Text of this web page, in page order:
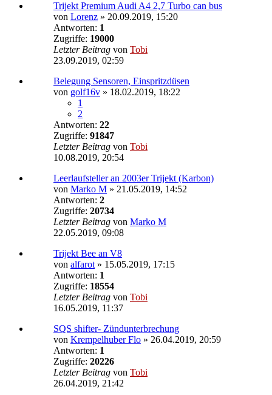
Trijekt Premium Audi A4 2,7 Turbo can bus
von Lorenz » 20.09.2019, 15:20
Antworten: 1
Zugriffe: 19000
Letzter Beitrag von Tobi
23.09.2019, 02:59
Belegung Sensoren, Einspritzdüsen
von golf16v » 18.02.2019, 18:22
1
2
Antworten: 22
Zugriffe: 91847
Letzter Beitrag von Tobi
10.08.2019, 20:54
Leerlaufsteller an 2003er Trijekt (Karbon)
von Marko M » 21.05.2019, 14:52
Antworten: 2
Zugriffe: 20734
Letzter Beitrag von Marko M
22.05.2019, 09:08
Trijekt Bee an V8
von alfarot » 15.05.2019, 17:15
Antworten: 1
Zugriffe: 18554
Letzter Beitrag von Tobi
16.05.2019, 11:37
SQS shifter- Zündunterbrechung
von Krempelhuber Flo » 26.04.2019, 20:59
Antworten: 1
Zugriffe: 20226
Letzter Beitrag von Tobi
26.04.2019, 21:42